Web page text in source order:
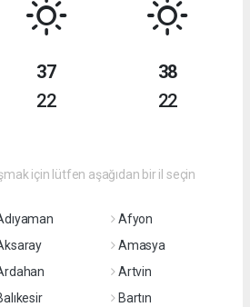
37
22
38
22
için lütfen aşağıdan bir il seçin
Afyon
Amasya
Artvin
Bartın